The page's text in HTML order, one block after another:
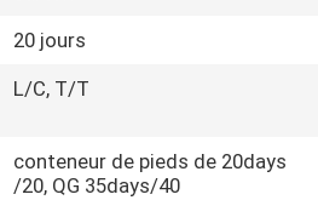
20 jours
L/C, T/T
conteneur de pieds de 20days
/20, QG 35days/40